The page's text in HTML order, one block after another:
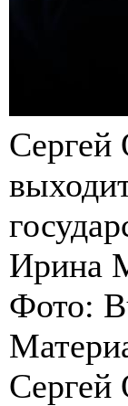
Сергей
Ирина
Фото:
Сергей